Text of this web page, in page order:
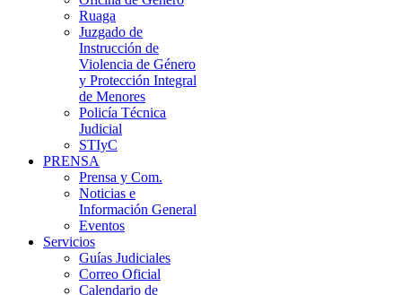
Ruaga
Juzgado de
Instrucción de
Violencia de Género
y Protección Integral
de Menores
Policía Técnica
Judicial
STIyC
PRENSA
Prensa y Com.
Noticias e
Información General
Eventos
Servicios
Guías Judiciales
Correo Oficial
Calendario de